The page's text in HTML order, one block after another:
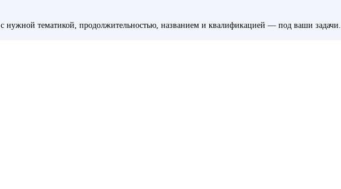
с нужной тематикой, продолжительностью, названием и квалификацией — под ваши задачи.